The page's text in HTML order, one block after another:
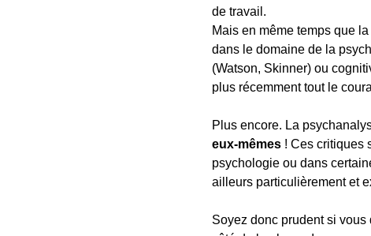
de travail.
Mais en même temps que
dans le domaine de la
(Watson, Skinner) ou
plus récemment tout le
Plus encore. La
eux-mêmes! Ces critiques
psychologie ou dans
ailleurs particulièrement et
Soyez donc prudent si